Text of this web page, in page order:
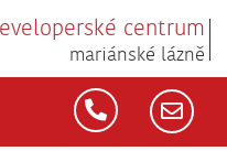
centrum
mariánské lázně